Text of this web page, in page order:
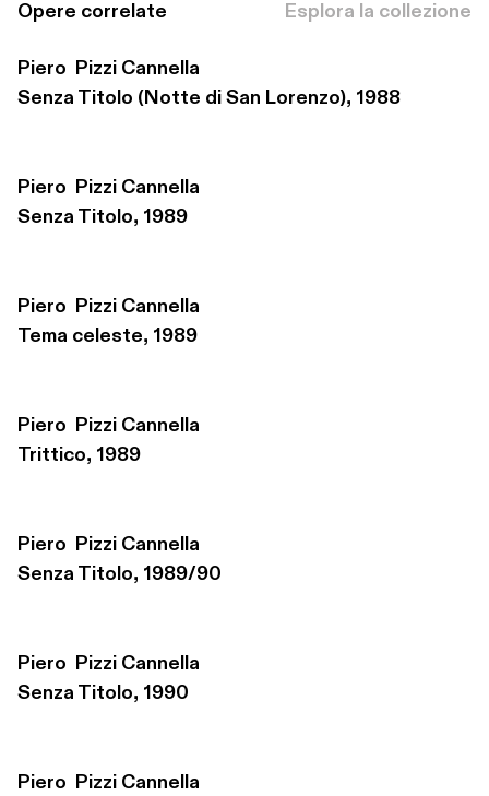
Opere correlate Esplora la collezione
Piero  Pizzi Cannella
Senza Titolo (Notte di San Lorenzo), 1988
Piero  Pizzi Cannella
Senza Titolo, 1989
Piero  Pizzi Cannella
Tema celeste, 1989
Piero  Pizzi Cannella
Trittico, 1989
Piero  Pizzi Cannella
Senza Titolo, 1989/90
Piero  Pizzi Cannella
Senza Titolo, 1990
Piero  Pizzi Cannella